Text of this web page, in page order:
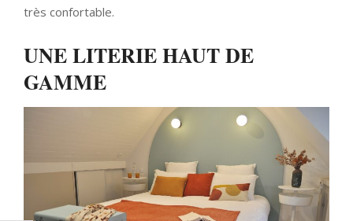
très confortable.
UNE LITERIE HAUT DE
GAMME